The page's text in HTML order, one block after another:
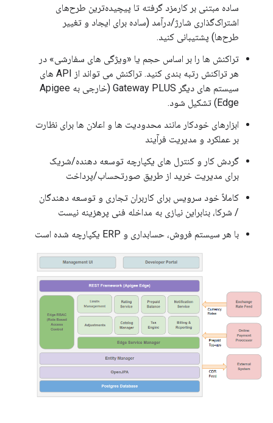
ساده مبتنی بر کارمزد گرفته تا پیچیده‌ترین طرح‌های
اشتراک‌گذاری شارژ/درآمد (ساده برای ایجاد و تغییر
طرح‌ها) پشتیبانی کنید.
تراکنش ها را بر اساس حجم یا «ویژگی های سفارشی» در
هر تراکنش رتبه بندی کنید. تراکنش می تواند از API های
سیستم های دیگر Gateway PLUS (خارجی به Apigee
Edge) تشکیل شود.
ابزارهای خودکار مانند محدودیت ها و اعلان ها برای نظارت
بر عملکرد و مدیریت فرآیند
گردش کار و کنترل های یکپارچه توسعه دهنده/شریک
برای مدیریت خرید از طریق صورتحساب/پرداخت
کاملاً خود سرویس برای کاربران تجاری و توسعه دهندگان
/ شرکا، بنابراین نیازی به مداخله فنی پرهزینه نیست
با هر سیستم فروش، حسابداری و ERP یکپارچه شده است